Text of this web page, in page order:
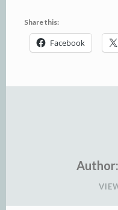
Share this:
Facebook
Author: